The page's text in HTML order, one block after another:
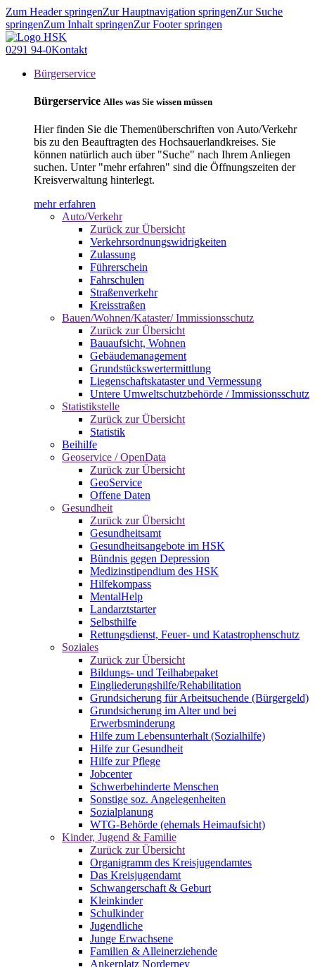
Zum Header springenZur Hauptnavigation springenZur Suche
springenZum Inhalt springenZur Footer springen
0291 94-0Kontakt
Bürgerservice
Bürgerservice Alles was Sie wissen müssen
Hier finden Sie die Themenüberschriften von Auto/Verkehr
bis zu den Beauftragten des Hochsauerlandkreises. Sie
können natürlich auch über "Suche" nach Ihrem Anliegen
suchen. Unter "mehr erfahren" sind die Öffnungszeiten der
Kreisverwaltung hinterlegt.
mehr erfahren
Auto/Verkehr
Zurück zur Übersicht
Verkehrsordnungswidrigkeiten
Zulassung
Führerschein
Fahrschulen
Straßenverkehr
Kreisstraßen
Bauen/Wohnen/Kataster/ Immissionsschutz
Zurück zur Übersicht
Bauaufsicht, Wohnen
Gebäudemanagement
Grundstückswertermittlung
Liegenschaftskataster und Vermessung
Untere Umweltschutzbehörde / Immissionsschutz
Statistikstelle
Zurück zur Übersicht
Statistik
Beihilfe
Geoservice / OpenData
Zurück zur Übersicht
GeoService
Offene Daten
Gesundheit
Zurück zur Übersicht
Gesundheitsamt
Gesundheitsangebote im HSK
Bündnis gegen Depression
Medizinstipendium des HSK
Hilfekompass
MentalHelp
Landarztstarter
Selbsthilfe
Rettungsdienst, Feuer- und Katastrophenschutz
Soziales
Zurück zur Übersicht
Bildungs- und Teilhabepaket
Eingliederungshilfe/Rehabilitation
Grundsicherung für Arbeitsuchende (Bürgergeld)
Grundsicherung im Alter und bei
Erwerbsminderung
Hilfe zum Lebensunterhalt (Sozialhilfe)
Hilfe zur Gesundheit
Hilfe zur Pflege
Jobcenter
Schwerbehinderte Menschen
Sonstige soz. Angelegenheiten
Sozialplanung
WTG-Behörde (ehemals Heimaufsicht)
Kinder, Jugend & Familie
Zurück zur Übersicht
Organigramm des Kreisjugendamtes
Das Kreisjugendamt
Schwangerschaft & Geburt
Kleinkinder
Schulkinder
Jugendliche
Junge Erwachsene
Familien & Alleinerziehende
Ankerplatz Norderney